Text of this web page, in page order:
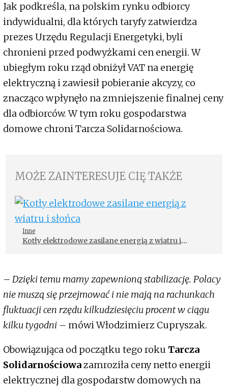
Jak podkreśla, na polskim rynku odbiorcy
indywidualni, dla których taryfy zatwierdza
prezes Urzędu Regulacji Energetyki, byli
chronieni przed podwyżkami cen energii. W
ubiegłym roku rząd obniżył VAT na energię
elektryczną i zawiesił pobieranie akcyzy, co
znacząco wpłynęło na zmniejszenie finalnej ceny
dla odbiorców. W tym roku gospodarstwa
domowe chroni Tarcza Solidarnościowa.
MOŻE ZAINTERESUJE CIĘ TAKŻE
Inne
Kotły elektrodowe zasilane energią z wiatru i
– Dzięki temu mamy zapewnioną stabilizację. Polacy
nie muszą się przejmować i nie mają na rachunkach
fluktuacji cen rzędu kilkudziesięciu procent w ciągu
kilku tygodni – mówi Włodzimierz Cupryszak.
Obowiązująca od początku tego roku Tarcza
Solidarnościowazamroziła ceny netto energii
elektrycznej dla gospodarstw domowych na